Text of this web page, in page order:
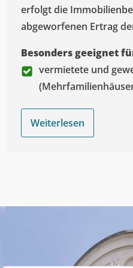
erfolgt die
abgeworfenen Ertrag
Besonders geeignet
vermietete und
Weiterlesen